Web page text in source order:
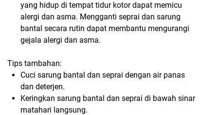
yang hidup di tempat tidur kotor dapat memicu
alergi dan asma. Mengganti seprai dan sarung
bantal secara rutin dapat membantu mengurangi
gejala alergi dan asma.
Tips tambahan:
Cuci sarung bantal dan seprai dengan air panas
dan deterjen.
Keringkan sarung bantal dan seprai di bawah sinar
matahari langsung.